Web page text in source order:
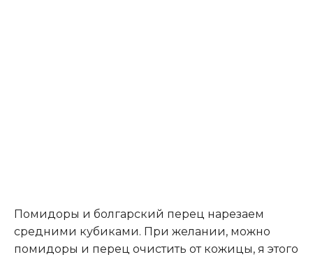
Помидоры и болгарский перец нарезаем
средними кубиками. При желании, можно
помидоры и перец очистить от кожицы, я этого